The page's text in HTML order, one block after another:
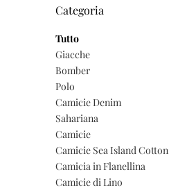
Categoria
Tutto
Giacche
Bomber
Polo
Camicie Denim
Sahariana
Camicie
Camicie Sea Island Cotton
Camicia in Flanellina
Camicie di Lino